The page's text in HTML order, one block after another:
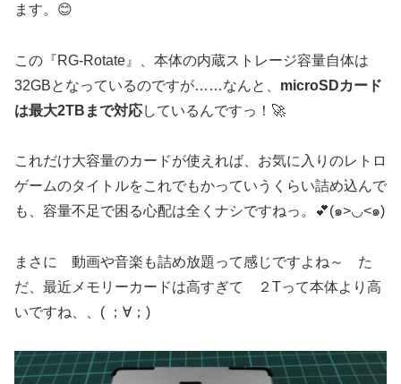
ます。😊
この『RG-Rotate』、本体の内蔵ストレージ容量自体は
32GBとなっているのですが……なんと、 microSDカード
は最大2TBまで対応しているんですっ！🚀
これだけ大容量のカードが使えれば、お気に入りのレトロ
ゲームのタイトルをこれでもかっていうくらい詰め込んで
も、容量不足で困る心配は全くナシですねっ。💕(๑>◡<๑)
まさに 動画や音楽も詰め放題って感じですよね～ た
だ、最近メモリーカードは高すぎて ２Tって本体より高
いですね、、( ；∀；)